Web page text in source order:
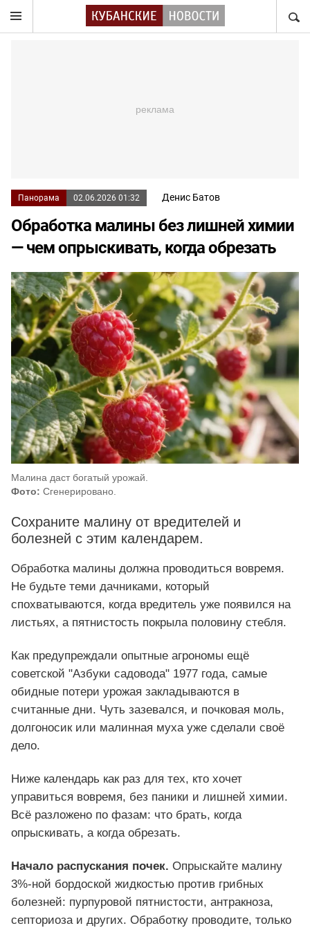
Панорама 02.06.2026 01:32 Денис Батов
Обработка малины без лишней химии
— чем опрыскивать, когда обрезать
Малина даст богатый урожай.
Фото: Сгенерировано.
Сохраните малину от вредителей и
болезней с этим календарем.
Обработка малины должна проводиться вовремя.
Не будьте теми дачниками, который
спохватываются, когда вредитель уже появился на
листьях, а пятнистость покрыла половину стебля.
Как предупреждали опытные агрономы ещё
советской "Азбуки садовода" 1977 года, самые
обидные потери урожая закладываются в
считанные дни. Чуть зазевался, и почковая моль,
долгоносик или малинная муха уже сделали своё
дело.
Ниже календарь как раз для тех, кто хочет
управиться вовремя, без паники и лишней химии.
Всё разложено по фазам: что брать, когда
опрыскивать, а когда обрезать.
Начало распускания почек. Опрыскайте малину
3%-ной бордоской жидкостью против грибных
болезней: пурпуровой пятнистости, антракноза,
септориоза и других. Обработку проводите, только